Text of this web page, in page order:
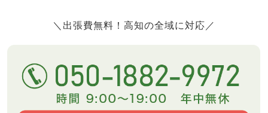
＼出張費無料！高知の全域に対応／